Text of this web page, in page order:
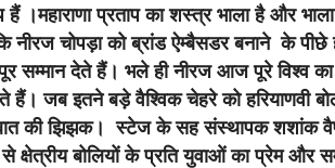
हैं ।महाराणा प्रताप का शस्त्र भाला है और
नीरज चोपड़ा को ब्रांड ऐम्बैसडर बनाने के पीछे
सम्मान देते हैं। भले ही नीरज आज पूरे विश्व
हैं। जब इतने बड़े वैश्विक चेहरे को हरियाणवी
की झिझक। स्टेज के सह संस्थापक शशांक
बोलियों के प्रति युवाओं का प्रेम और